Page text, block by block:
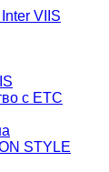
VIIS
с ЕТС
STYLE